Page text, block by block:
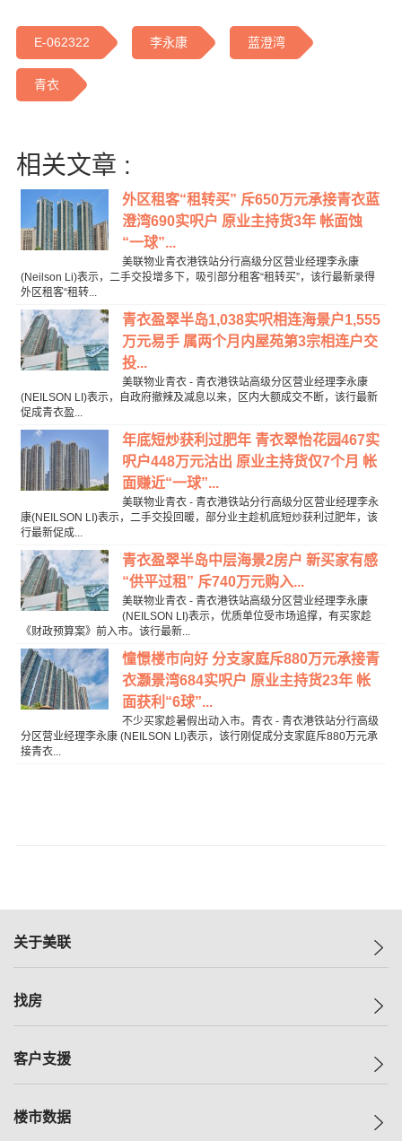
E-062322 李永康 蓝澄湾
青衣
相关文章 :
外区租客“租转买” 斥650万元承接青衣蓝
澄湾690实呎户 原业主持货3年 帐面蚀
“一球”...
美联物业青衣港铁站分行高级分区营业经理李永康
(Neilson Li)表示，二手交投增多下，吸引部分租客“租转买”，该行最新录得
外区租客“租转...
青衣盈翠半岛1,038实呎相连海景户1,555
万元易手 属两个月内屋苑第3宗相连户交
投...
美联物业青衣 - 青衣港铁站高级分区营业经理李永康
(NEILSON LI)表示，自政府撤辣及减息以来，区内大额成交不断，该行最新
促成青衣盈...
年底短炒获利过肥年 青衣翠怡花园467实
呎户448万元沽出 原业主持货仅7个月 帐
面赚近“一球”...
美联物业青衣 - 青衣港铁站分行高级分区营业经理李永
康(NEILSON LI)表示，二手交投回暖，部分业主趁机底短炒获利过肥年，该
行最新促成...
青衣盈翠半岛中层海景2房户 新买家有感
“供平过租” 斥740万元购入...
美联物业青衣 - 青衣港铁站高级分区营业经理李永康
(NEILSON LI)表示，优质单位受市场追撑，有买家趁
《财政预算案》前入市。该行最新...
憧憬楼市向好 分支家庭斥880万元承接青
衣灏景湾684实呎户 原业主持货23年 帐
面获利“6球”...
不少买家趁暑假出动入市。青衣 - 青衣港铁站分行高级
分区营业经理李永康 (NEILSON LI)表示，该行刚促成分支家庭斥880万元承
接青衣...
关于美联
美联集团
人才招募
找房
一手新房
减价
客户支援
自助放盘
楼市数据